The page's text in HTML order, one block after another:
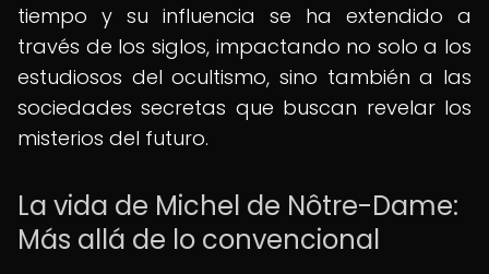
tiempo y su influencia se ha extendido a
través de los siglos, impactando no solo a los
estudiosos del ocultismo, sino también a las
sociedades secretas que buscan revelar los
misterios del futuro.
La vida de Michel de Nôtre-Dame:
Más allá de lo convencional